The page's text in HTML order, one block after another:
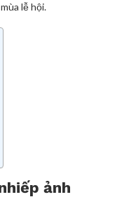
lễ hội.
ảnh